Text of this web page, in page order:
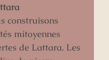
construisons
mitoyennes
de Lattara. Les